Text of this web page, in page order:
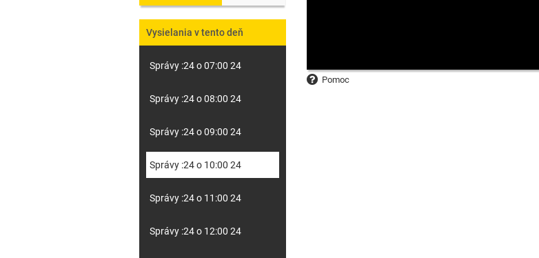
Pomoc
Vysielania v tento deň
Správy :24 o 07:00 24
Správy :24 o 08:00 24
Správy :24 o 09:00 24
Správy :24 o 10:00 24
Správy :24 o 11:00 24
Správy :24 o 12:00 24